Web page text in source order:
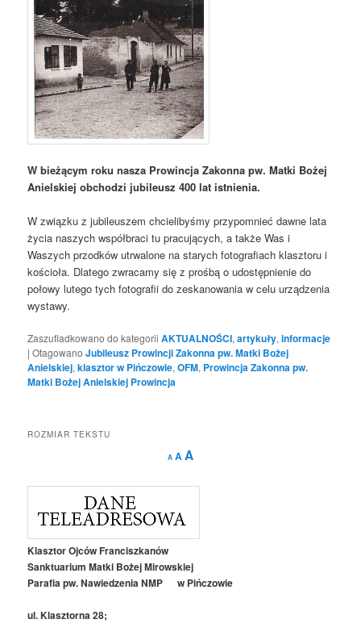
W bieżącym roku nasza Prowincja Zakonna pw. Matki Bożej
Anielskiej obchodzi jubileusz 400 lat istnienia.
W związku z jubileuszem chcielibyśmy przypomnieć dawne lata
życia naszych współbraci tu pracujących, a także Was i
Waszych przodków utrwalone na starych fotografiach klasztoru i
kościoła. Dlatego zwracamy się z prośbą o udostępnienie do
połowy lutego tych fotografii do zeskanowania w celu urządzenia
wystawy.
Zaszufladkowano do kategorii AKTUALNOŚCI,artykuły,informacje
|Otagowano Jubileusz Prowincji Zakonna pw. Matki Bożej
Anielskiej,klasztor w Pińczowie,OFM, Prowincja Zakonna pw.
Matki Bożej Anielskiej Prowincja
ROZMIAR TEKSTU
A
Decrease
font
A Reset
AIncrease
Klasztor Ojców Franciszkanów
Sanktuarium Matki Bożej Mirowskiej
Parafia pw. Nawiedzenia NMP w Pińczowie
ul. Klasztorna 28;